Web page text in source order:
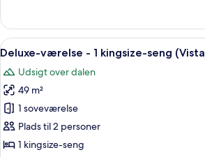
Five
Bedroom
Grand
Indlæs
alle
billeder
af
Deluxe-
værelse
-
Et
4
Deluxe-værelse - 1 kingsize-seng
Udsigt over dalen
49 m²
1 soveværelse
Plads til 2 personer
1 kingsize-seng